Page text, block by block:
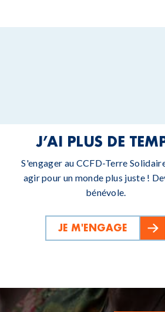
J’AI PLUS DE
S'engager au CCFD-Terre
agir pour un monde plus juste !
bénévole.
JE M'ENGAGE